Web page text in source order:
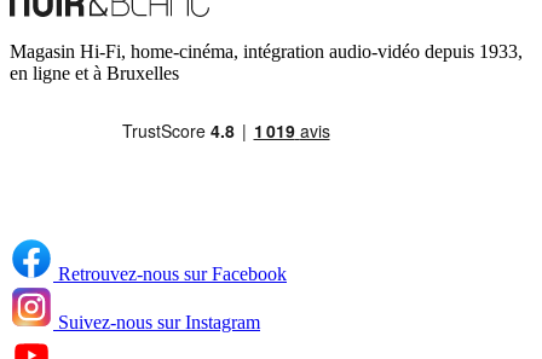
Magasin Hi-Fi, home-cinéma, intégration audio-vidéo depuis 1933,
en ligne et à Bruxelles
Retrouvez-nous sur Facebook
Suivez-nous sur Instagram